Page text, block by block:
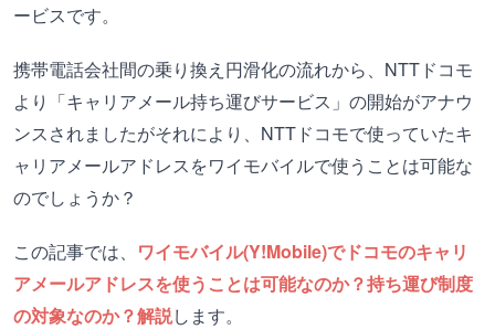
ービスです。
携帯電話会社間の乗り換え円滑化の流れから、NTTドコモ
より「キャリアメール持ち運びサービス」の開始がアナウ
ンスされましたがそれにより、NTTドコモで使っていたキ
ャリアメールアドレスをワイモバイルで使うことは可能な
のでしょうか？
この記事では、 ワイモバイル(Y!Mobile)でドコモのキャリ
アメールアドレスを使うことは可能なのか？持ち運び制度
の対象なのか？解説します。